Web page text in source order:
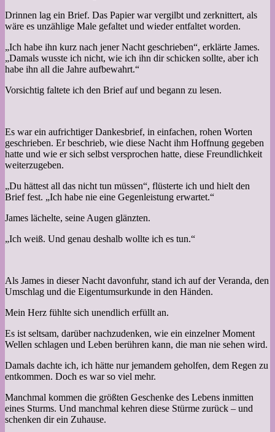
Drinnen lag ein Brief. Das Papier war vergilbt und zerknittert, als
wäre es unzählige Male gefaltet und wieder entfaltet worden.
„Ich habe ihn kurz nach jener Nacht geschrieben“, erklärte James.
„Damals wusste ich nicht, wie ich ihn dir schicken sollte, aber ich
habe ihn all die Jahre aufbewahrt.“
Vorsichtig faltete ich den Brief auf und begann zu lesen.
Es war ein aufrichtiger Dankesbrief, in einfachen, rohen Worten
geschrieben. Er beschrieb, wie diese Nacht ihm Hoffnung gegeben
hatte und wie er sich selbst versprochen hatte, diese Freundlichkeit
weiterzugeben.
„Du hättest all das nicht tun müssen“, flüsterte ich und hielt den
Brief fest. „Ich habe nie eine Gegenleistung erwartet.“
James lächelte, seine Augen glänzten.
„Ich weiß. Und genau deshalb wollte ich es tun.“
Als James in dieser Nacht davonfuhr, stand ich auf der Veranda, den
Umschlag und die Eigentumsurkunde in den Händen.
Mein Herz fühlte sich unendlich erfüllt an.
Es ist seltsam, darüber nachzudenken, wie ein einzelner Moment
Wellen schlagen und Leben berühren kann, die man nie sehen wird.
Damals dachte ich, ich hätte nur jemandem geholfen, dem Regen zu
entkommen. Doch es war so viel mehr.
Manchmal kommen die größten Geschenke des Lebens inmitten
eines Sturms. Und manchmal kehren diese Stürme zurück – und
schenken dir ein Zuhause.